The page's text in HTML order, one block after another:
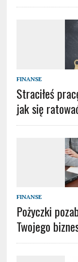
FINANSE
Straciłeś
jak się
FINANSE
Pożyczki
Twojego